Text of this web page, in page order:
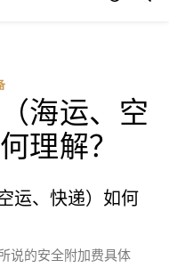
海运、空
理解？
运、快递）如何
说的安全附加费具体